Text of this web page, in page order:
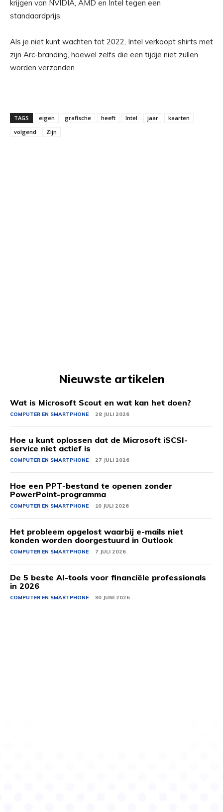
krijgen van NVIDIA, AMD en Intel tegen een
standaardprijs.
Als je niet kunt wachten tot 2022, Intel verkoopt shirts met
zijn Arc-branding, hoewel zelfs die een tijdje niet zullen
worden verzonden.
TAGS eigen grafische heeft Intel jaar
kaarten
volgend
Zijn
Nieuwste artikelen
Wat is Microsoft Scout en wat kan het doen?
COMPUTER EN SMARTPHONE 28 JULI 2026
Hoe u kunt oplossen dat de Microsoft iSCSI-
service niet actief is
COMPUTER EN SMARTPHONE 27 JULI 2026
Hoe een PPT-bestand te openen zonder
PowerPoint-programma
COMPUTER EN SMARTPHONE 10 JULI 2026
Het probleem opgelost waarbij e-mails niet
konden worden doorgestuurd in Outlook
COMPUTER EN SMARTPHONE 7 JULI 2026
De 5 beste AI-tools voor financiële professionals
in 2026
COMPUTER EN SMARTPHONE 30 JUNI 2026